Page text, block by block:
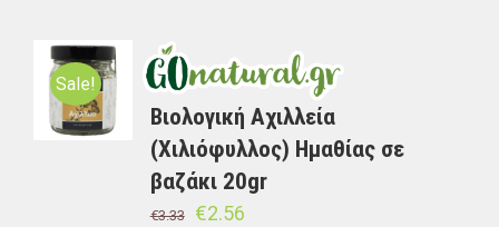
Sale!
Βιολογική Αχιλλεία
(Χιλιόφυλλος) Ημαθίας σε
βαζάκι 20gr
€3.33 €2.56